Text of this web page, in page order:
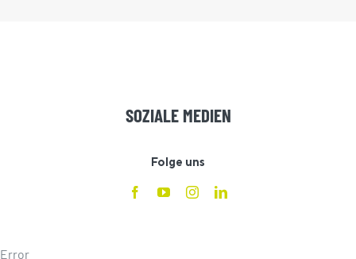
SOZIALE MEDIEN
Folge uns
Error